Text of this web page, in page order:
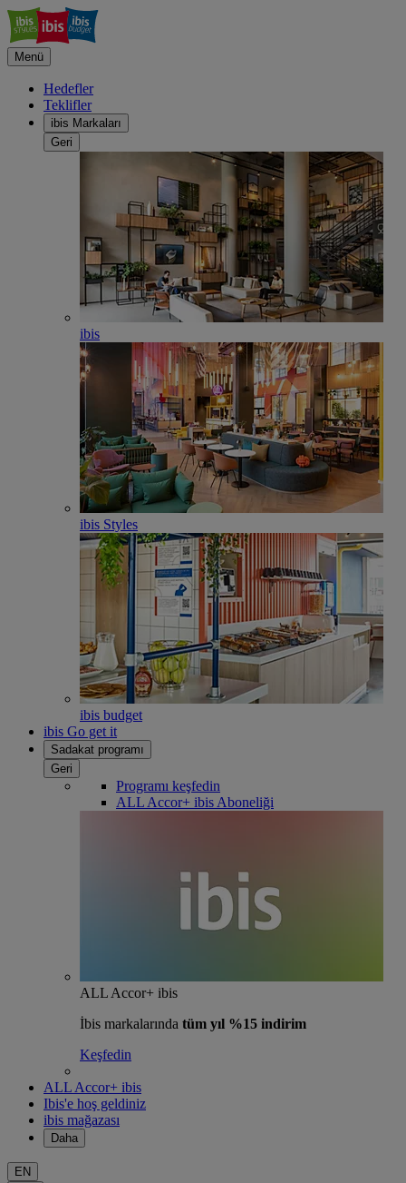
Menü
Hedefler
Teklifler
ibis Markaları
Geri
ibis
ibis Styles
ibis budget
ibis Go get it
Sadakat programı
Geri
Programı keşfedin
ALL Accor+ ibis Aboneliği
ALL Accor+ ibis
İbis markalarında tüm yıl %15 indirim
Keşfedin
ALL Accor+ ibis
Ibis'e hoş geldiniz
ibis mağazası
Daha
EN